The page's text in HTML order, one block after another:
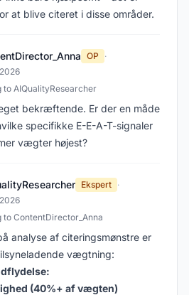
at blive citeret i disse områder.
OP
·
to AIQualityResearcher
bekræftende. Er der en måde
specifikke E-E-A-T-signaler
vægter højest?
Ekspert ·
to ContentDirector_Anna
analyse af citeringsmønstre er
vægtning:
(40%+ af vægten)